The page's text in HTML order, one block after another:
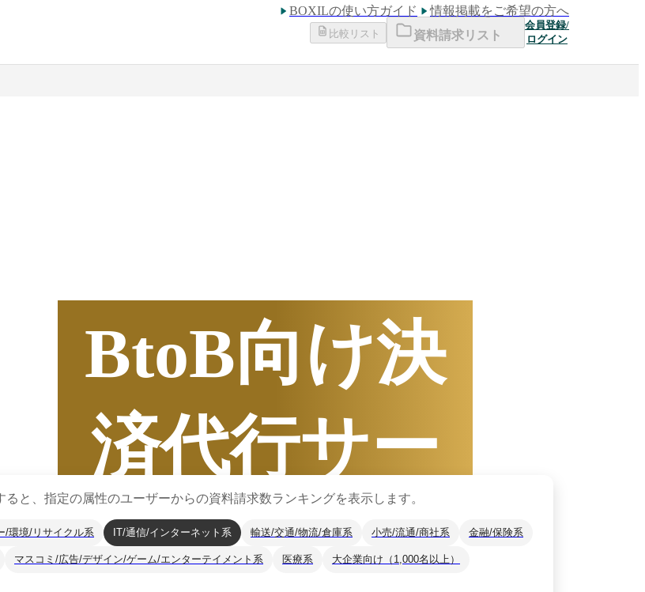
BOXILの使い方ガイド
情報掲載をご希望の方へ
比較リスト 資料請求リスト
会員登録/
ログイン
BtoB向け決
済代行サー
ビス
と、指定の属性のユーザーからの資料請求数ランキングを表示します。
/環境/リサイクル系 IT/通信/インターネット系 輸送/交通/物流/倉庫系 小売/流通/商社系 金融/保険系
マスコミ/広告/デザイン/ゲーム/エンターテイメント系 医療系 大企業向け（1,000名以上）